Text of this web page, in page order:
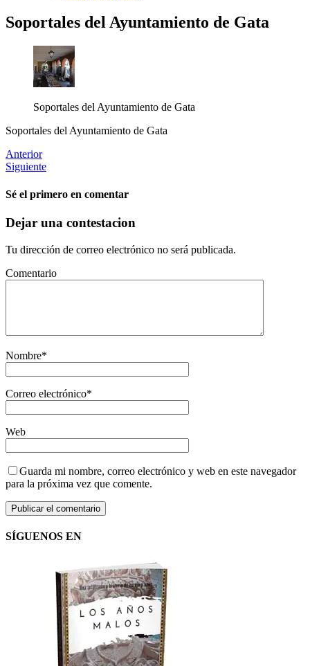
Soportales del Ayuntamiento de Gata
Soportales del Ayuntamiento de Gata
Soportales del Ayuntamiento de Gata
Anterior
Siguiente
Sé el primero en comentar
Dejar una contestacion
Tu dirección de correo electrónico no será publicada.
Comentario
Nombre*
Correo electrónico*
Web
Guarda mi nombre, correo electrónico y web en este navegador
para la próxima vez que comente.
SÍGUENOS EN